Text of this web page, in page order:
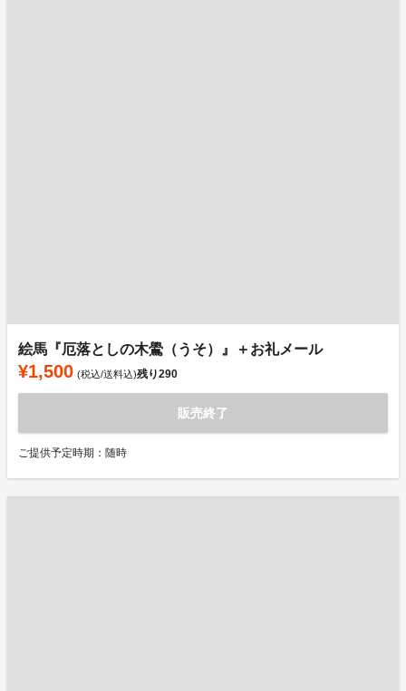
絵馬『厄落としの木鷽（うそ）』＋お礼メール
¥1,500 (税込/送料込)残り290
販売終了
ご提供予定時期：随時